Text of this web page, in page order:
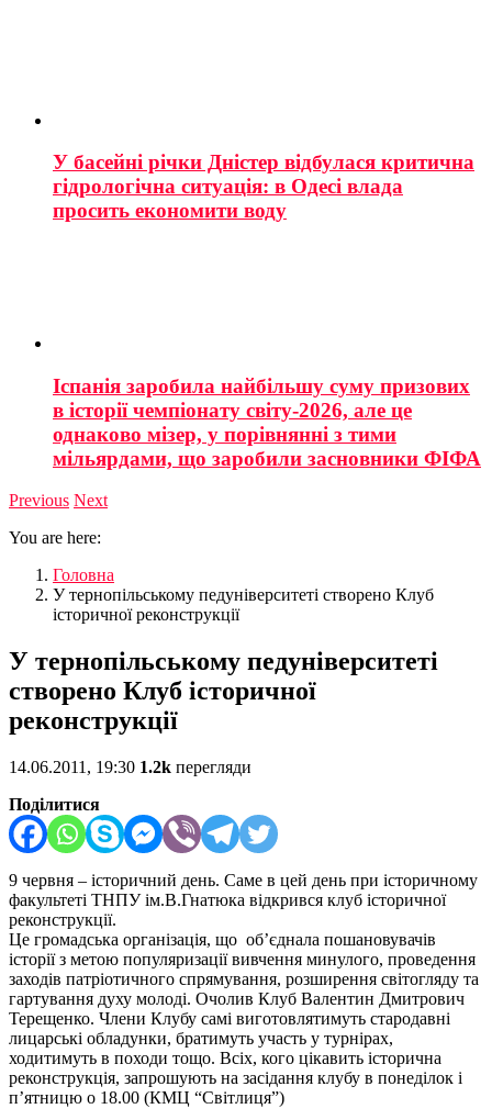
У басейні річки Дністер відбулася критична
гідрологічна ситуація: в Одесі влада
просить економити воду
Іспанія заробила найбільшу суму призових
в історії чемпіонату світу-2026, але це
однаково мізер, у порівнянні з тими
мільярдами, що заробили засновники ФІФА
Previous Next
You are here:
Головна
У тернопільському педуніверситеті створено Клуб
історичної реконструкції
У тернопільському педуніверситеті
створено Клуб історичної
реконструкції
14.06.2011, 19:30 1.2k перегляди
Поділитися
9 червня – історичний день. Саме в цей день при історичному
факультеті ТНПУ ім.В.Гнатюка відкрився клуб історичної
реконструкції.
Це громадська організація, що об’єднала пошановувачів
історії з метою популяризації вивчення минулого, проведення
заходів патріотичного спрямування, розширення світогляду та
гартування духу молоді. Очолив Клуб Валентин Дмитрович
Терещенко. Члени Клубу самі виготовлятимуть стародавні
лицарські обладунки, братимуть участь у турнірах,
ходитимуть в походи тощо. Всіх, кого цікавить історична
реконструкція, запрошують на засідання клубу в понеділок і
п’ятницю о 18.00 (КМЦ “Світлиця”)